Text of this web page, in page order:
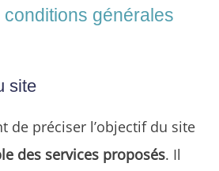
générales
site
de préciser l’objectif du site
des services proposés. Il